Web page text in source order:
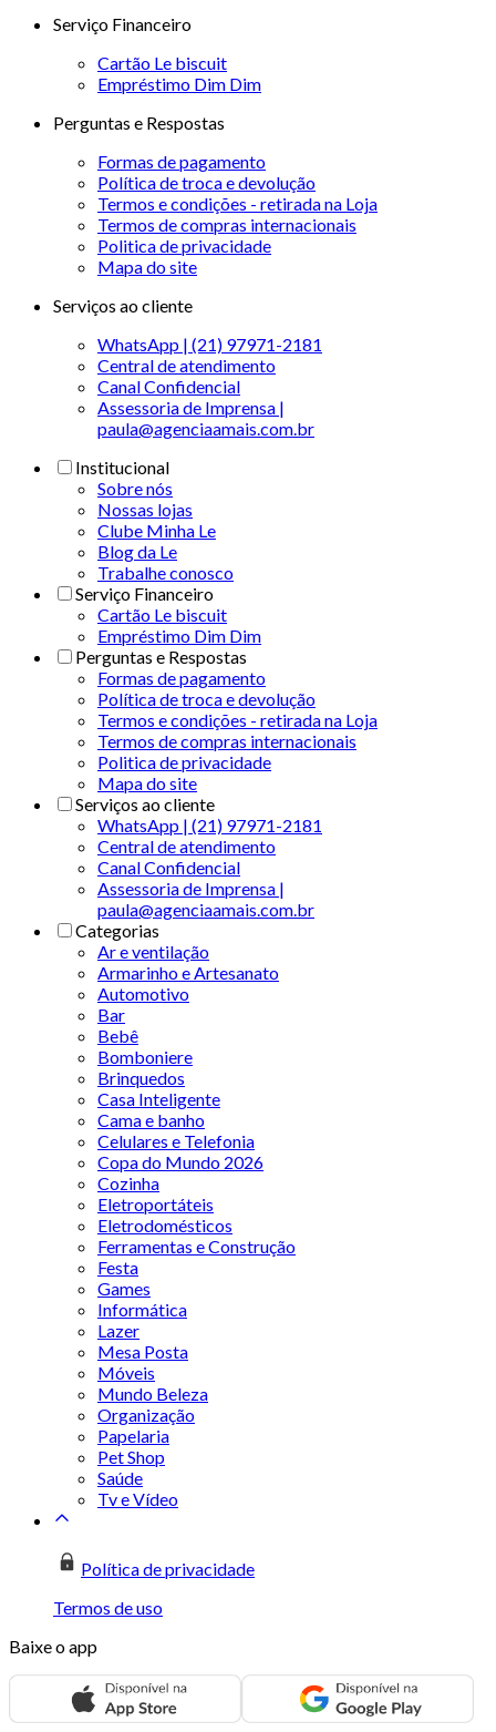
Serviço Financeiro
Cartão Le biscuit
Empréstimo Dim Dim
Perguntas e Respostas
Formas de pagamento
Política de troca e devolução
Termos e condições - retirada na Loja
Termos de compras internacionais
Politica de privacidade
Mapa do site
Serviços ao cliente
WhatsApp | (21) 97971-2181
Central de atendimento
Canal Confidencial
Assessoria de Imprensa |
paula@agenciaamais.com.br
Institucional
Sobre nós
Nossas lojas
Clube Minha Le
Blog da Le
Trabalhe conosco
Serviço Financeiro
Cartão Le biscuit
Empréstimo Dim Dim
Perguntas e Respostas
Formas de pagamento
Política de troca e devolução
Termos e condições - retirada na Loja
Termos de compras internacionais
Politica de privacidade
Mapa do site
Serviços ao cliente
WhatsApp | (21) 97971-2181
Central de atendimento
Canal Confidencial
Assessoria de Imprensa |
paula@agenciaamais.com.br
Categorias
Ar e ventilação
Armarinho e Artesanato
Automotivo
Bar
Bebê
Bomboniere
Brinquedos
Casa Inteligente
Cama e banho
Celulares e Telefonia
Copa do Mundo 2026
Cozinha
Eletroportáteis
Eletrodomésticos
Ferramentas e Construção
Festa
Games
Informática
Lazer
Mesa Posta
Móveis
Mundo Beleza
Organização
Papelaria
Pet Shop
Saúde
Tv e Vídeo
Política de privacidade
Termos de uso
Baixe o app